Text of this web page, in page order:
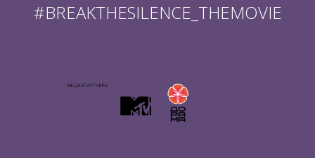
#BREAKTHESILENCE_THEMOVIE